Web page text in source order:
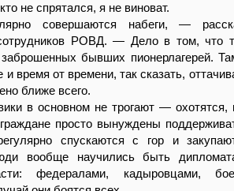
не спрятался, я не виноват.
совершаются набеги, —
РОВД. — Дело в том, что
заброшенных бывших пионерлагерей.
время от времени, так сказать,
ближе всего.
в основном не трогают —
просто вынуждены
спускаются с гор и
вообще научились быть
федералами, кадыровцами,